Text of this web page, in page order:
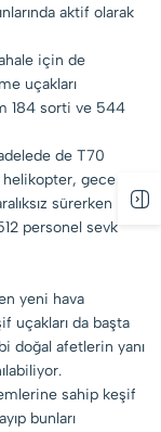
aktif olarak
için de
uçakları
184 sorti ve 544
de T70
gece de
sürerken
personel sevk
yeni hava
uçakları da başta
doğal afetlerin yanı
sahip keşif
bunları